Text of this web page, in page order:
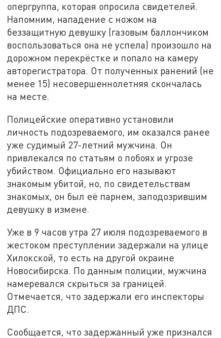
опергруппа, которая опросила свидетелей.
Напомним, нападение с ножом на
беззащитную девушку (газовым баллончиком
воспользоваться она не успела) произошло на
дорожном перекрёстке и попало на камеру
авторегистратора. От полученных ранений (не
менее 15) несовершеннолетняя скончалась
на месте.
Полицейские оперативно установили
личность подозреваемого, им оказался ранее
уже судимый 27-летний мужчина. Он
привлекался по статьям о побоях и угрозе
убийством. Официально его называют
знакомым убитой, но, по свидетельствам
знакомых, он был её парнем, заподозрившим
девушку в измене.
Уже в 9 часов утра 27 июля подозреваемого в
жестоком преступлении задержали на улице
Хилокской, то есть на другой окраине
Новосибирска. По данным полиции, мужчина
намеревался скрыться за границей.
Отмечается, что задержали его инспекторы
ДПС.
Сообщается, что задержанный уже признался